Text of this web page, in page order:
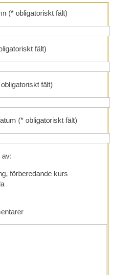
(* obligatoriskt fält)
fält)
fält)
(* obligatoriskt fält)
av:
förberedande kurs